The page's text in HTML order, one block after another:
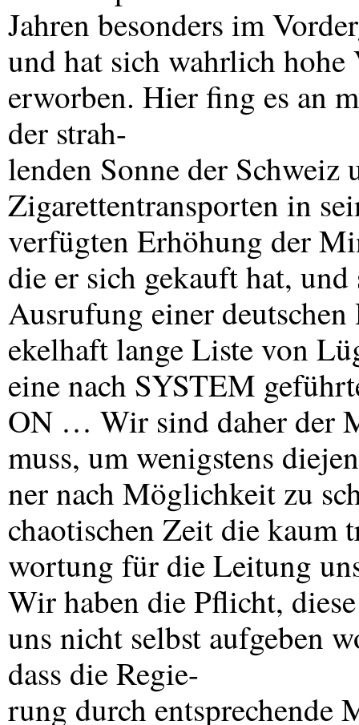
Jahren besonders im
und hat sich wahrlich hohe
erworben. Hier fing es an
der strah-
lenden Sonne der
Zigarettentransporten in
verfügten Erhöhung der
die er sich gekauft hat,
Ausrufung einer
ekelhaft lange Liste von
eine nach SYSTEM
ON … Wir sind daher der
muss, um wenigstens
ner nach Möglichkeit zu
chaotischen Zeit die kaum
wortung für die Leitung
Wir haben die Pflicht,
uns nicht selbst aufgeben
dass die Regie-
rung durch entsprechende